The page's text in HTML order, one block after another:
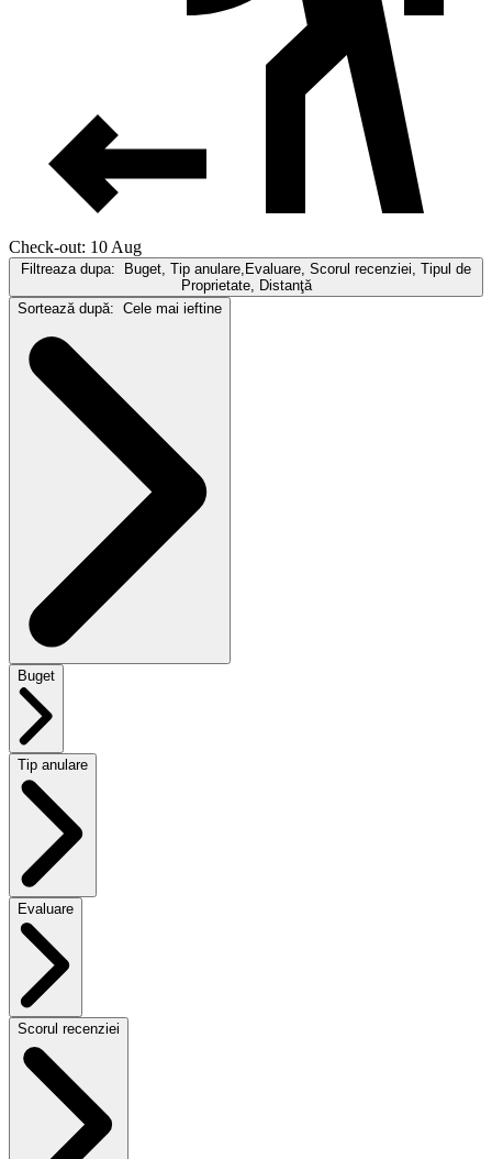
Check-out: 10 Aug
Filtreaza dupa:
Buget, Tip anulare,Evaluare, Scorul recenziei, Tipul de
Proprietate, Distanţă
Sortează după: Cele mai ieftine
Buget
Tip anulare
Evaluare
Scorul recenziei